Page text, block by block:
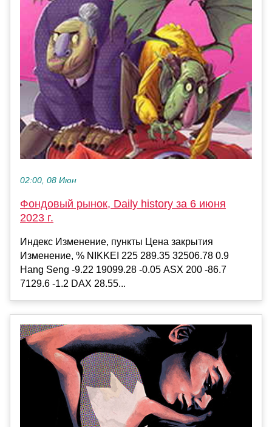
02:00, 08 Июн
Фондовый рынок, Daily history за 6 июня
2023 г.
Индекс Изменение, пункты Цена закрытия
Изменение, % NIKKEI 225 289.35 32506.78 0.9
Hang Seng -9.22 19099.28 -0.05 ASX 200 -86.7
7129.6 -1.2 DAX 28.55...